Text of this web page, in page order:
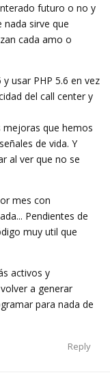
futuro o no y
sirve que
cada amo o
usar PHP 5.6 en vez
del call center y
que hemos
de vida. Y
al ver que no se
mes con
Pendientes de
muy util que
activos y
a generar
para nada de
Reply